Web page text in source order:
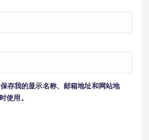
存我的显示名称、邮箱地址和网站地
使用。